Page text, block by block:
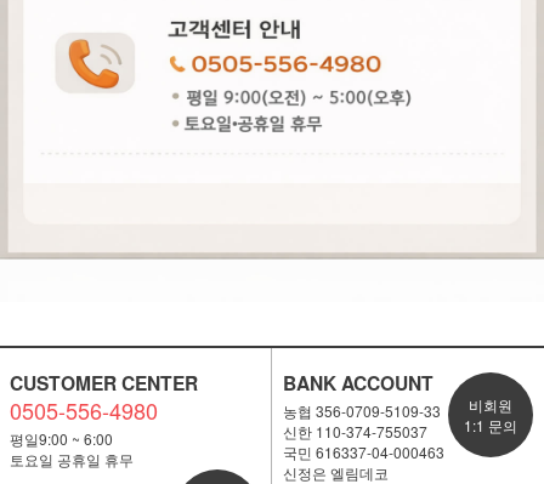
CUSTOMER CENTER
0505-556-4980
평일9:00 ~ 6:00
토요일 공휴일 휴무
BANK ACCOUNT
농협 356-0709-5109-33
신한 110-374-755037
국민 616337-04-000463
신정은 엘림데코
비회원
1:1 문의